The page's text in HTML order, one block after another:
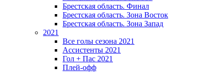
Брестская область. Финал
Брестская область. Зона Восток
Брестская область. Зона Запад
2021
Все голы сезона 2021
Ассистенты 2021
Гол + Пас 2021
Плей-офф